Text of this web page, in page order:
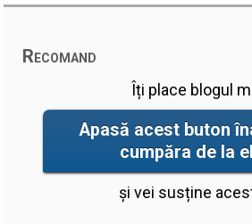
Recomand
Îți place blogul
Apasă acest buton
cumpăra de la
și vei susține